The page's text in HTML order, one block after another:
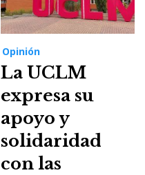
Opinión
La UCLM
expresa su
apoyo y
solidaridad
con las